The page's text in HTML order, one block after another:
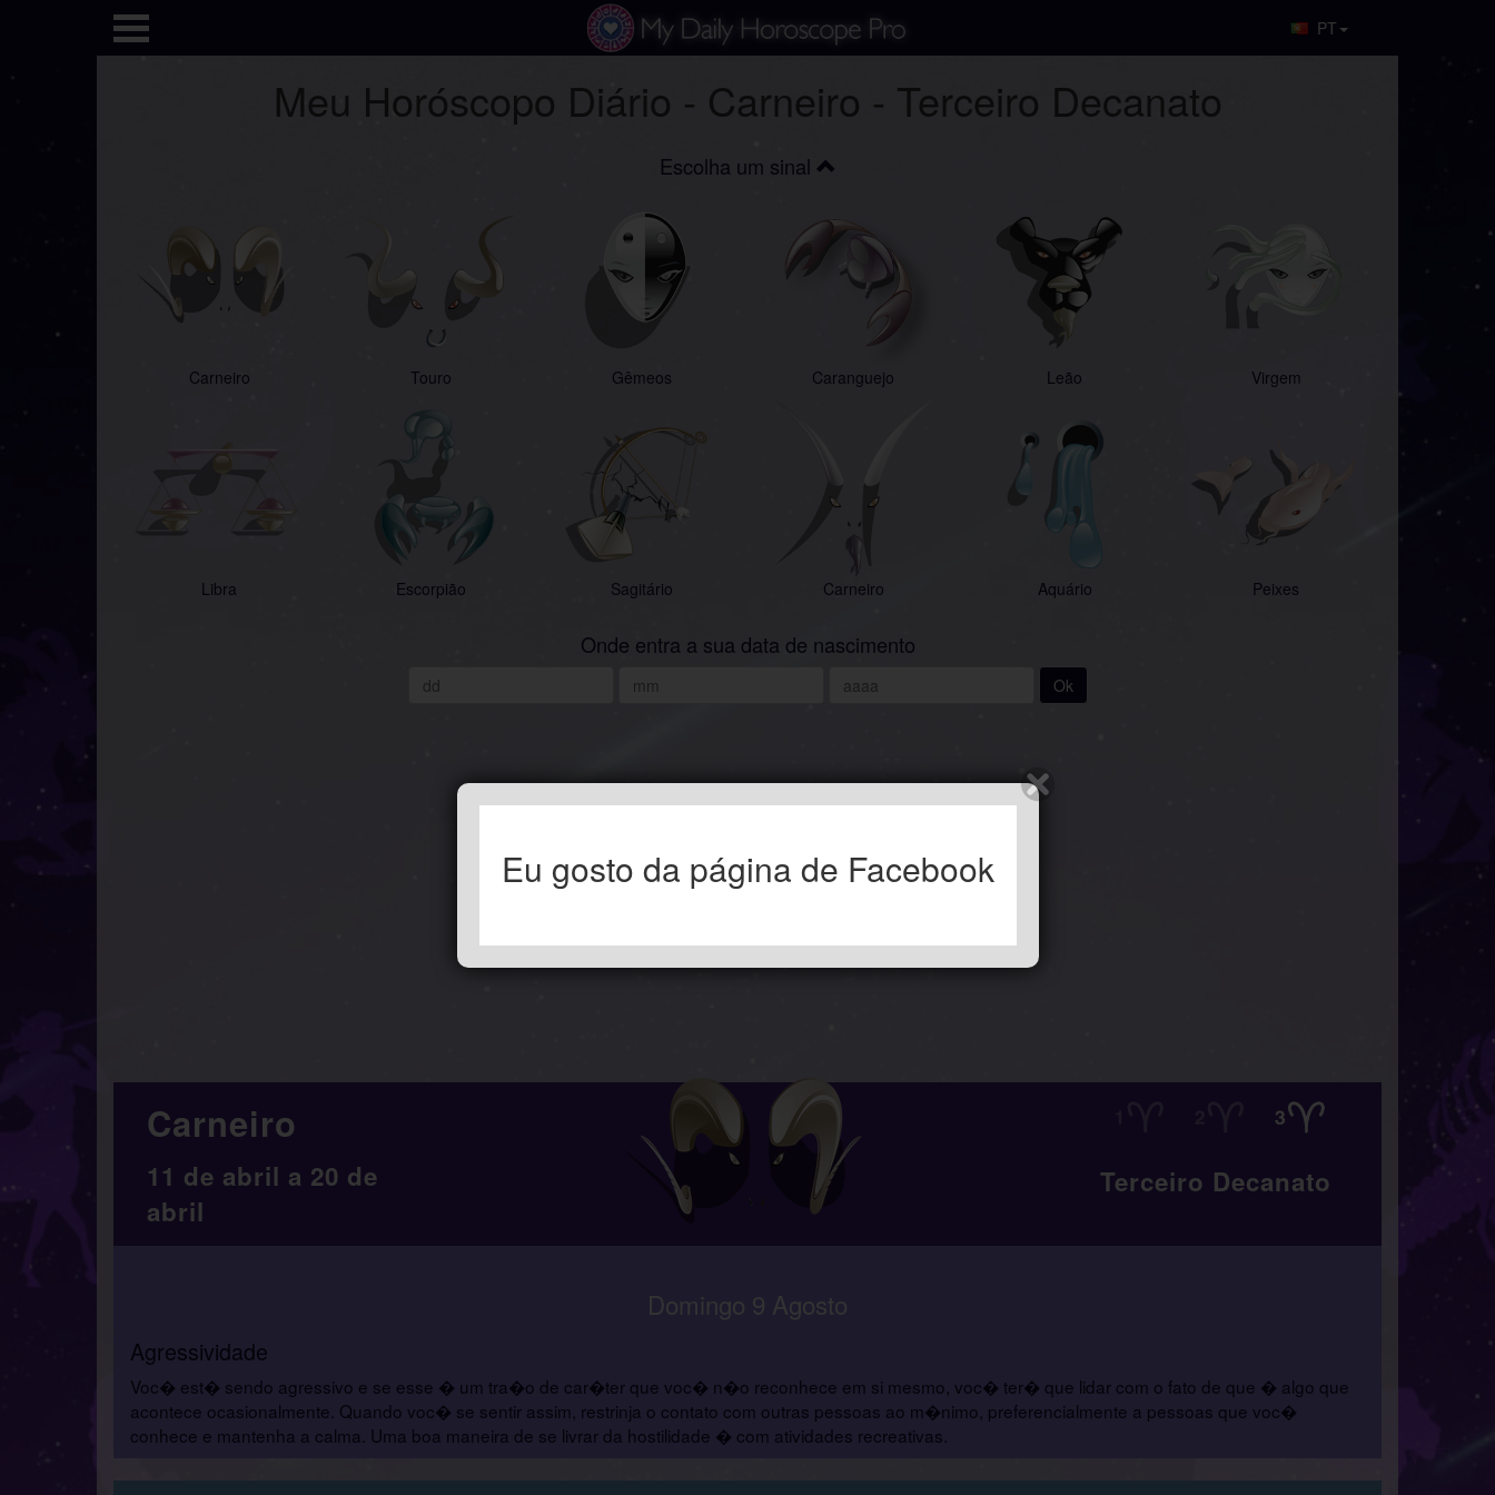
PT
Meu Horóscopo Diário - Carneiro - Terceiro Decanato
Escolha um sinal
Carneiro Touro Gêmeos Caranguejo Leão Virgem
Libra Escorpião Sagitário Carneiro Aquário Peixes
Onde entra a sua data de nascimento
Ok
Carneiro
11 de abril a 20 de
abril
Terceiro Decanato
Domingo 9 Agosto
Agressividade
Voc� est� sendo agressivo e se esse � um tra�o de car�ter que voc� n�o reconhece em si mesmo, voc� ter� que lidar com o fato de que � algo que
acontece ocasionalmente. Quando voc� se sentir assim, restrinja o contato com outras pessoas ao m�nimo, preferencialmente a pessoas que voc�
conhece e mantenha a calma. Uma boa maneira de se livrar da hostilidade � com atividades recreativas.
Eu gosto da página de Facebook